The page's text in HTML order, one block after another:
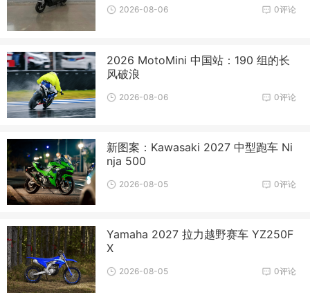
0评论
2026-08-06
2026 MotoMini 中国站：190 组的长
风破浪
0评论
2026-08-06
新图案：Kawasaki 2027 中型跑车 Ni
nja 500
0评论
2026-08-05
Yamaha 2027 拉力越野赛车 YZ250F
X
0评论
2026-08-05